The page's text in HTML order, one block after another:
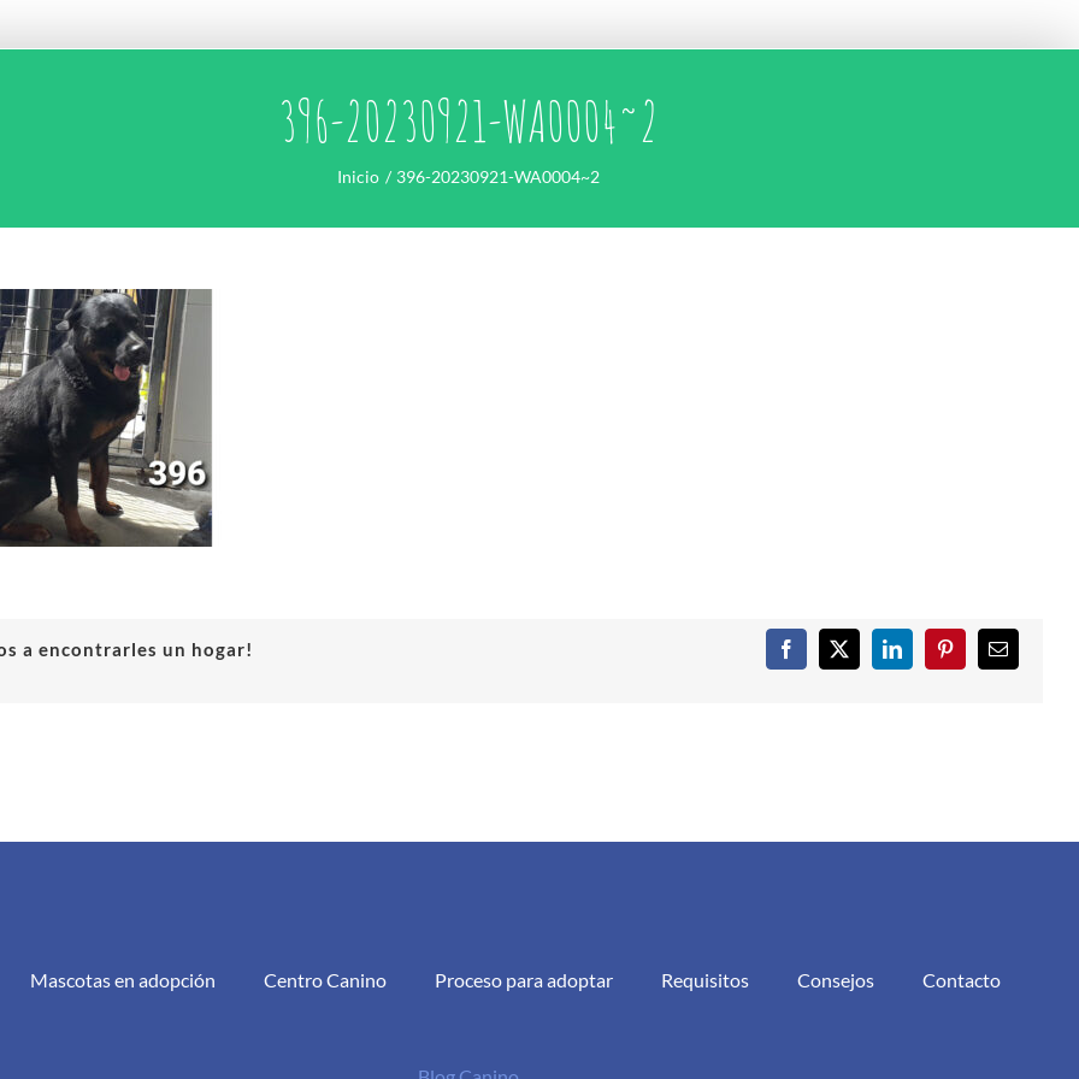
396-20230921-WA0004~2
Inicio 396-20230921-WA0004~2
a encontrarles un hogar! Facebook
X LinkedInPinterestCorreo
electrónico
Mascotas en adopción Centro Canino Proceso para adoptar Requisitos Consejos Contacto